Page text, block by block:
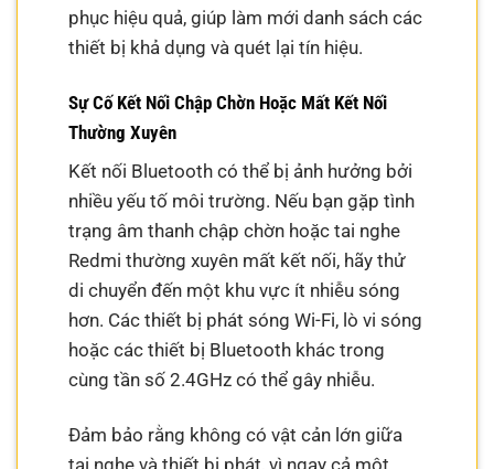
phục hiệu quả, giúp làm mới danh sách các
thiết bị khả dụng và quét lại tín hiệu.
Sự Cố Kết Nối Chập Chờn Hoặc Mất Kết Nối
Thường Xuyên
Kết nối Bluetooth có thể bị ảnh hưởng bởi
nhiều yếu tố môi trường. Nếu bạn gặp tình
trạng âm thanh chập chờn hoặc tai nghe
Redmi thường xuyên mất kết nối, hãy thử
di chuyển đến một khu vực ít nhiễu sóng
hơn. Các thiết bị phát sóng Wi-Fi, lò vi sóng
hoặc các thiết bị Bluetooth khác trong
cùng tần số 2.4GHz có thể gây nhiễu.
Đảm bảo rằng không có vật cản lớn giữa
tai nghe và thiết bị phát, vì ngay cả một